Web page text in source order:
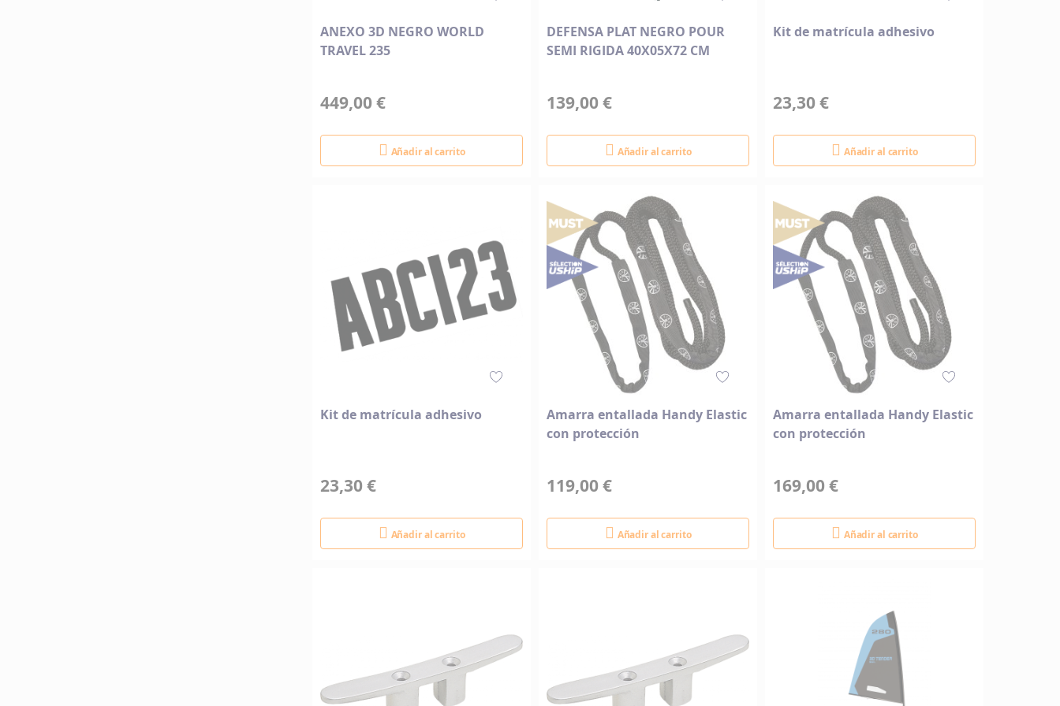
ANEXO 3D NEGRO WORLD
TRAVEL 235
449,00 €
Añadir al carrito
DEFENSA PLAT NEGRO POUR
SEMI RIGIDA 40X05X72 CM
139,00 €
Añadir al carrito
Kit de matrícula adhesivo
23,30 €
Añadir al carrito
Kit de matrícula adhesivo
23,30 €
Añadir al carrito
Amarra entallada Handy Elastic
con protección
119,00 €
Añadir al carrito
Amarra entallada Handy Elastic
con protección
169,00 €
Añadir al carrito